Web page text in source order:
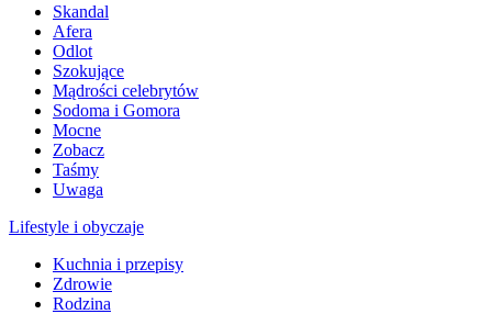
Skandal
Afera
Odlot
Szokujące
Mądrości celebrytów
Sodoma i Gomora
Mocne
Zobacz
Taśmy
Uwaga
Lifestyle i obyczaje
Kuchnia i przepisy
Zdrowie
Rodzina